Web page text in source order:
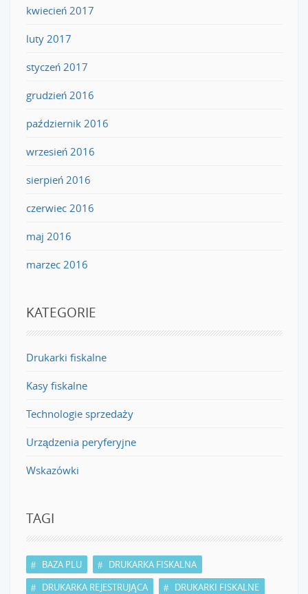
kwiecień 2017
luty 2017
styczeń 2017
grudzień 2016
październik 2016
wrzesień 2016
sierpień 2016
czerwiec 2016
maj 2016
marzec 2016
KATEGORIE
Drukarki fiskalne
Kasy fiskalne
Technologie sprzedaży
Urządzenia peryferyjne
Wskazówki
TAGI
BAZA PLU
DRUKARKA FISKALNA
DRUKARKA REJESTRUJĄCA
DRUKARKI FISKALNE